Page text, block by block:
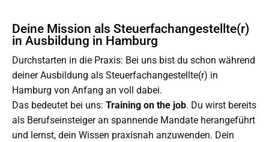
Deine Mission als Steuerfachangestellte(r)
in Ausbildung in Hamburg
Durchstarten in die Praxis: Bei uns bist du schon während
deiner Ausbildung als Steuerfachangestellte(r) in
Hamburg von Anfang an voll dabei.
Das bedeutet bei uns: Training on the job. Du wirst bereits
als Berufseinsteiger an spannende Mandate herangeführt
und lernst, dein Wissen praxisnah anzuwenden. Dein